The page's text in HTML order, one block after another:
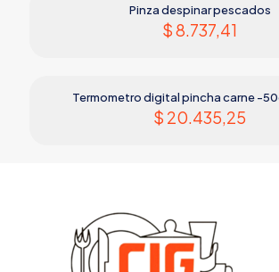
Pinza despinar pescados
$8.737,41
Termometro digital pincha carne -
$ 20.435,25